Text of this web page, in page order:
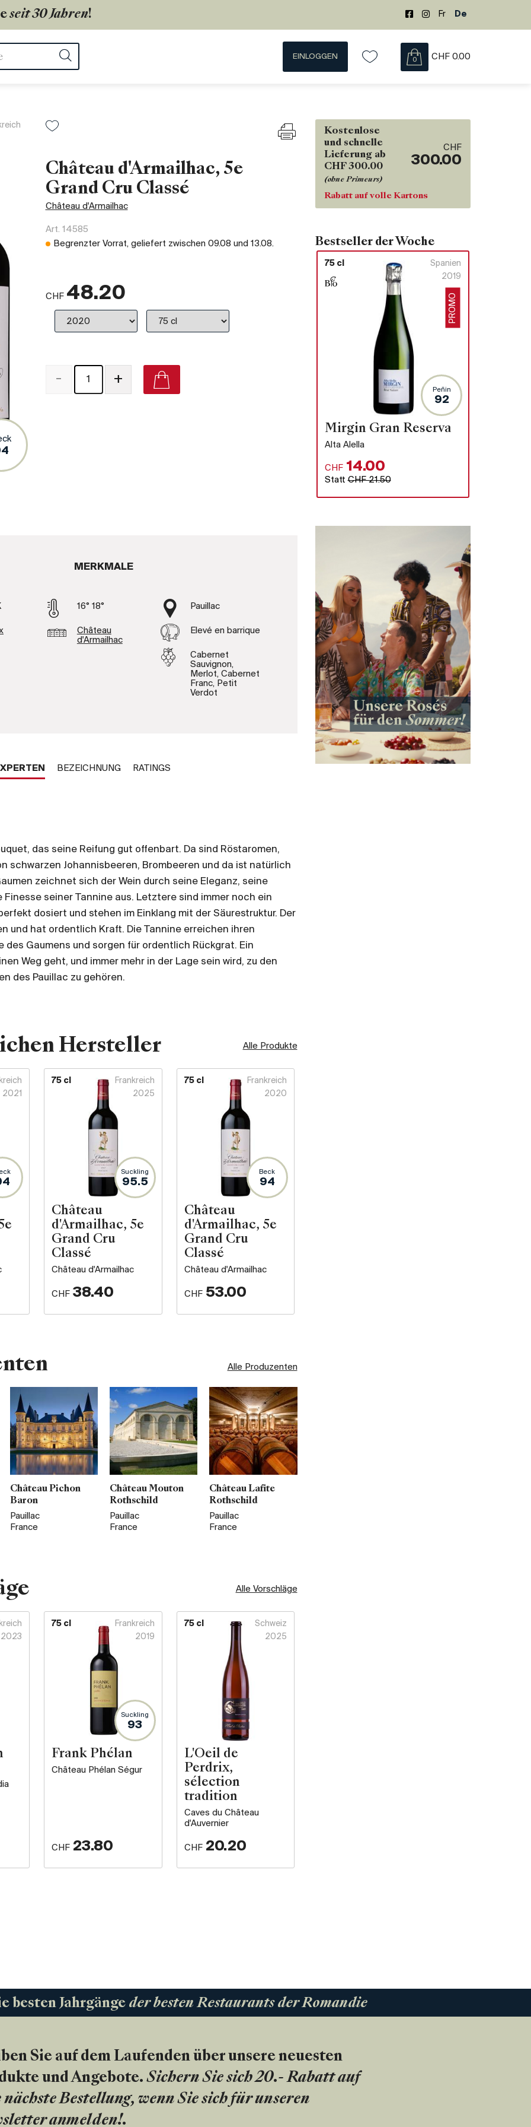
seit 30 Jahren! Fr De
EINLOGGEN 0 CHF 0.00
Château d'Armailhac, 5e
Grand Cru Classé
Château d'Armailhac
Art. 14585
Begrenzter Vorrat, geliefert zwischen 09.08 und 13.08.
CHF 48.20
- +
MERKMALE
16° 18° Pauillac
Château
d'Armailhac
Elevé en barrique
Cabernet
Sauvignon,
Merlot, Cabernet
Franc, Petit
Verdot
BEZEICHNUNG RATINGS
das seine Reifung gut offenbart. Da sind Röstaromen,
schwarzen Johannisbeeren, Brombeeren und da ist natürlich
zeichnet sich der Wein durch seine Eleganz, seine
Finesse seiner Tannine aus. Letztere sind immer noch ein
dosiert und stehen im Einklang mit der Säurestruktur. Der
und hat ordentlich Kraft. Die Tannine erreichen ihren
des Gaumens und sorgen für ordentlich Rückgrat. Ein
Weg geht, und immer mehr in der Lage sein wird, zu den
des Pauillac zu gehören.
Hersteller Alle Produkte
2021
75 cl
Frankreich
2025
Suckling
95.5
Château
d'Armailhac, 5e
Grand Cru
Classé
Château d'Armailhac
CHF 38.40
75 cl
Frankreich
2020
Beck
94
Château
d'Armailhac, 5e
Grand Cru
Classé
Château d'Armailhac
CHF 53.00
Alle Produzenten
Château Pichon
Baron
Pauillac
France
Château Mouton
Rothschild
Pauillac
France
Château Lafite
Rothschild
Pauillac
France
Alle Vorschläge
2023
75 cl
Frankreich
2019
Suckling
93
Frank Phélan
Château Phélan Ségur
CHF 23.80
75 cl
Schweiz
2025
L'Oeil de
Perdrix,
sélection
tradition
Caves du Château
d'Auvernier
CHF 20.20
Kostenlose
und schnelle
Lieferung ab
CHF 300.00
(ohne Primeurs)
CHF
300.00
Rabatt auf volle Kartons
Bestseller der Woche
75 cl
Spanien
2019
PROMO
Peñin
92
Mirgin Gran Reserva
Alta Alella
CHF 14.00
StattCHF 21.50
besten Jahrgänge der besten Restaurants der Romandie
Sie auf dem Laufenden über unsere neuesten
und Angebote. Sichern Sie sich 20.- Rabatt auf
Bestellung, wenn Sie sich für unseren
anmelden!.